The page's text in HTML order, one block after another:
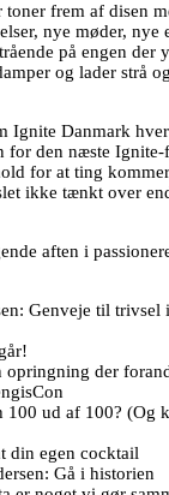
toner frem af disen
nye møder,
på engen der
og lader strå
Ignite Danmark
for den næste Ignite-
for at ting
ikke tænkt over
aften i
Genveje til trivsel
opringning der
100 ud af 100? (Og
din egen cocktail
Gå i historien